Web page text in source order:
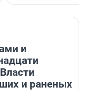
и
и раненых